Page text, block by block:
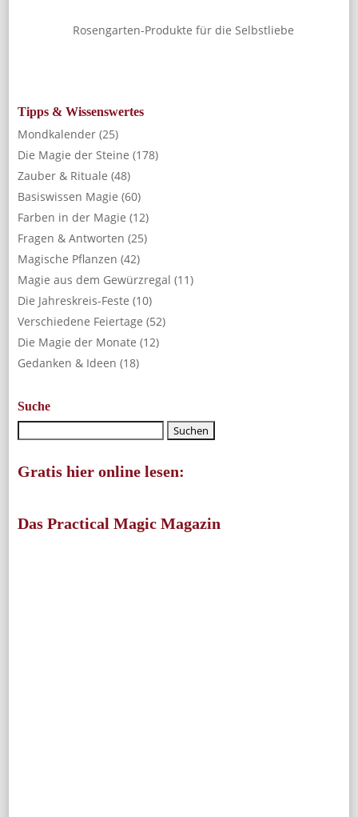
Rosengarten-Produkte für die Selbstliebe
Tipps & Wissenswertes
Mondkalender(25)
Die Magie der Steine (178)
Zauber & Rituale (48)
Basiswissen Magie (60)
Farben in der Magie (12)
Fragen & Antworten (25)
Magische Pflanzen (42)
Magie aus dem Gewürzregal (11)
Die Jahreskreis-Feste (10)
Verschiedene Feiertage (52)
Die Magie der Monate (12)
Gedanken & Ideen (18)
Suche
Gratis hier online lesen:
Das Practical Magic Magazin